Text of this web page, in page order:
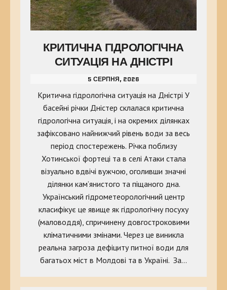
КРИТИЧНА ГІДРОЛОГІЧНА
СИТУАЦІЯ НА ДНІСТРІ
5 СЕРПНЯ, 2026
Критична гідрологічна ситуація на Дністрі У
басейні річки Дністер склалася критична
гідрологічна ситуація, і на окремих ділянках
зафіксовано найнижчий рівень води за весь
період спостережень. Річка поблизу
Хотинської фортеці та в селі Атаки стала
візуально вдвічі вужчою, оголивши значні
ділянки кам’янистого та піщаного дна.
Український гідрометеорологічний центр
класифікує це явище як гідрологічну посуху
(маловоддя), спричинену довгостроковими
кліматичними змінами. Через це виникла
реальна загроза дефіциту питної води для
багатьох міст в Молдові та в Україні. За…